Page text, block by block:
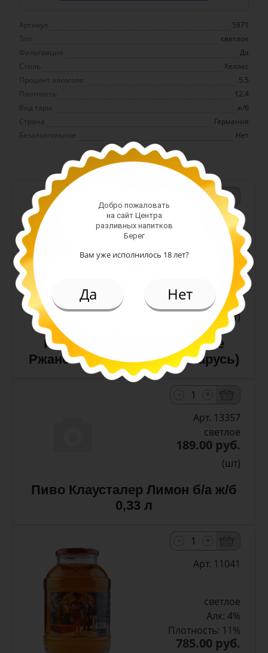
Артикул
5871
Тип
светлое
Фильтрация
Да
Стиль
Хеллес
Процент алкоголя
5.5
Плотность
12.4
Вид тары
ж/б
Страна
Германия
Безалкогольное
Нет
+
Арт. 10990
темное
Алк: 5%
Плотность: 11.6%
186.00 руб.
(шт)
Пиво Лидское Жигулевское
Ржаное 5,0% с/т 0,5 л (Беларусь)
Арт. 13357
светлое
189.00 руб.
(шт)
Пиво Клаусталер Лимон б/а ж/б
0,33 л
Арт. 11041
светлое
Алк: 4%
Плотность: 11%
785.00 руб.
Добро пожаловать
на сайт Центра
разливных напитков
Берег
Вам уже исполнилось 18 лет?
Да Нет